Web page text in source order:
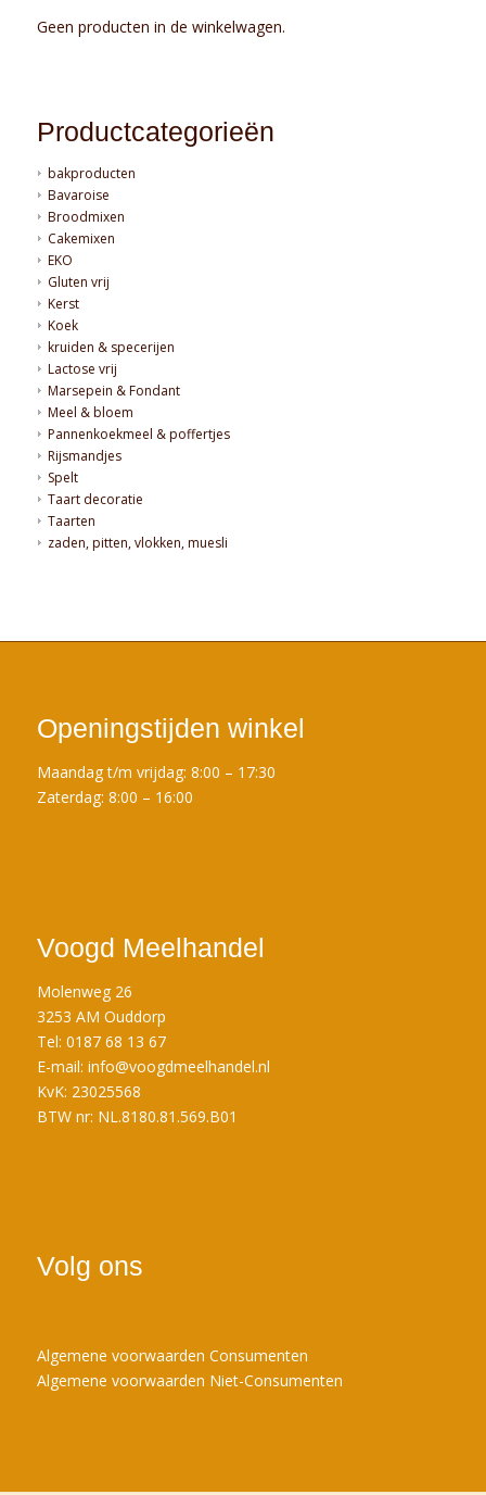
Geen producten in de winkelwagen.
Productcategorieën
bakproducten
Bavaroise
Broodmixen
Cakemixen
EKO
Gluten vrij
Kerst
Koek
kruiden & specerijen
Lactose vrij
Marsepein & Fondant
Meel & bloem
Pannenkoekmeel & poffertjes
Rijsmandjes
Spelt
Taart decoratie
Taarten
zaden, pitten, vlokken, muesli
Openingstijden winkel
Maandag t/m vrijdag: 8:00 – 17:30
Zaterdag: 8:00 – 16:00
Voogd Meelhandel
Molenweg 26
3253 AM Ouddorp
Tel: 0187 68 13 67
E-mail: info@voogdmeelhandel.nl
KvK: 23025568
BTW nr: NL.8180.81.569.B01
Volg ons
Algemene voorwaarden Consumenten
Algemene voorwaarden Niet-Consumenten